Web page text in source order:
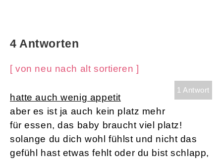
4 Antworten
[ von neu nach alt sortieren ]
1 Antwort
hatte auch wenig appetit
aber es ist ja auch kein platz mehr
für essen, das baby braucht viel platz!
solange du dich wohl fühlst und nicht das
gefühl hast etwas fehlt oder du bist schlapp,